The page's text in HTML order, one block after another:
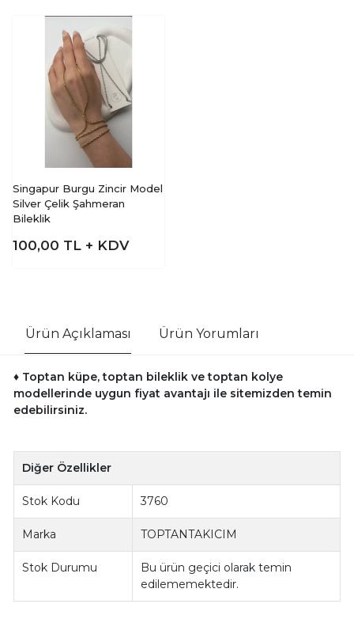
Singapur Burgu Zincir Model
Silver Çelik Şahmeran
Bileklik
100,00 TL + KDV
Ürün Açıklaması Ürün Yorumları
♦ Toptan küpe, toptan bileklik ve toptan kolye
modellerinde uygun fiyat avantajı ile sitemizden temin
edebilirsiniz.
Diğer Özellikler
Stok Kodu 3760
Marka TOPTANTAKICIM
Stok Durumu
Bu ürün geçici olarak temin
edilememektedir.